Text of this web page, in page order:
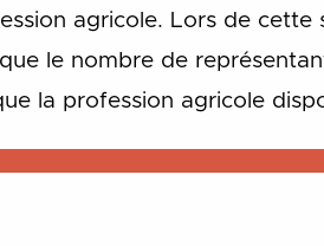
agricole. Lors de cette
le nombre de
la profession agricole